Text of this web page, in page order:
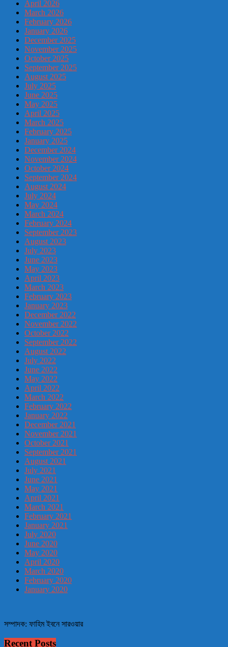
April 2026
March 2026
February 2026
January 2026
December 2025
November 2025
October 2025
September 2025
August 2025
July 2025
June 2025
May 2025
April 2025
March 2025
February 2025
January 2025
December 2024
November 2024
October 2024
September 2024
August 2024
July 2024
May 2024
March 2024
February 2024
September 2023
August 2023
July 2023
June 2023
May 2023
April 2023
March 2023
February 2023
January 2023
December 2022
November 2022
October 2022
September 2022
August 2022
July 2022
June 2022
May 2022
April 2022
March 2022
February 2022
January 2022
December 2021
November 2021
October 2021
September 2021
August 2021
July 2021
June 2021
May 2021
April 2021
March 2021
February 2021
January 2021
July 2020
June 2020
May 2020
April 2020
March 2020
February 2020
January 2020
সম্পাদক: ফাহিম ইবনে সারওয়ার
Recent Posts